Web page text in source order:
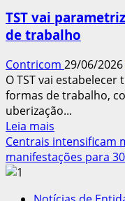
por
90
multas
ligadas
à
saúde
mental
no
ambiente
TST vai
de trabalho
Contricom 29/06/2026
O TST vai
formas de trabalho,
uberização...
Leia mais
mais
sobre
Centrais intensificam
manifestações para